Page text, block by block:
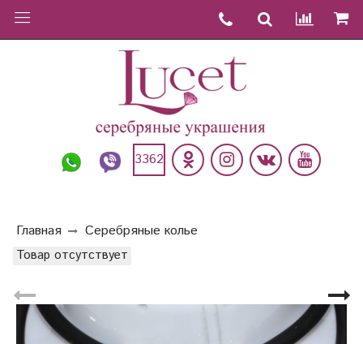
3362
Главная Серебряные колье
Товар отсутствует